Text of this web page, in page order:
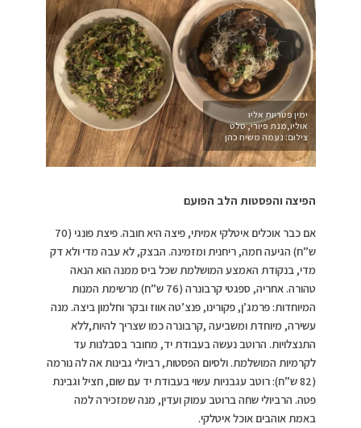
ימין פטריות אליו
אוליו,מנת פיורי, סלט
צילום: נעמה משיח כהן
הפיצה והפסטות הלב הפועם
אם כבר אוכלים איטלקי אמיתי, פיצה היא חובה. פיצת פונגי (70
ש”ח) הגיעה חמה, ריחנית ומזמינה. הבצק, לא עבה מדי ולא דק
מדי, בנקודת האמצע המושלמת שכל ביס ממנה הוא הנאה
טהורה. אחריה, ספגטי קרבונרה (76 ש”ח) מרשימת המנות
המיוחדות: פרמג’ן, פקורינו, פנצ’טה אווז ובקר וחלמון ביצה. מנה
עשירה, מיוחדת ומשביעה ,קרבונרה כמו שצריך להיות,ללא
התנצלויות. הרוטב נעשה בעבודת יד, מחובר בסבלנות עד
לקרמיות המושלמת. ולסיום הפסטות, רביולי גבינות אה לה נורמה
(82 ש”ח): רוטב עגבניות עשוי בעבודת יד עם שום, חציל וגבינת
פטה. הרביולי שחה ברוטב עמוק ועדין, מנה שמזכירה למה
באמת אוהבים אוכל איטלקי.